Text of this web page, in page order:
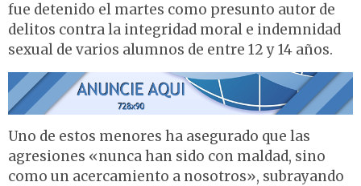
fue detenido el martes como presunto autor de
delitos contra la integridad moral e indemnidad
sexual de varios alumnos de entre 12 y 14 años.
Uno de estos menores ha asegurado que las
agresiones «nunca han sido con maldad, sino
como un acercamiento a nosotros», subrayando